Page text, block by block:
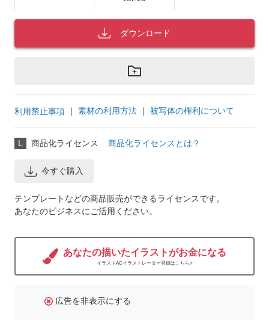
ダウンロード
利用禁止事項 ｜ 素材の利用方法 ｜ 被写体の権利について
L 商品化ライセンス 商品化ライセンスとは？
今すぐ購入
テンプレートなどの商品販売ができるライセンスです。
あなたのビジネスにご活用ください。
あなたの描いたイラストがお金になる
イラストACイラストレーター登録はこちら>
広告を非表示にする